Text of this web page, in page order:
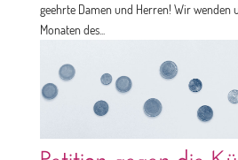
geehrte Damen und Herren! Wir wenden
Monaten des...